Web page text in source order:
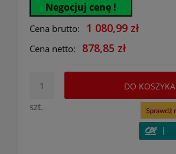
Negocjuj cenę !
Cena brutto: 1 080,99 zł
Cena netto: 878,85 zł
szt.
DO KOSZYKA